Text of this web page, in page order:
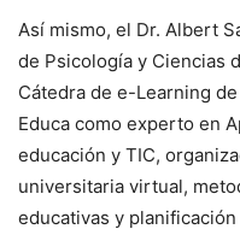
Así mismo, el Dr. Albert
de Psicología y Ciencias
Cátedra de e-Learning
Educa como experto en
educación y TIC,
universitaria virtual,
educativas y